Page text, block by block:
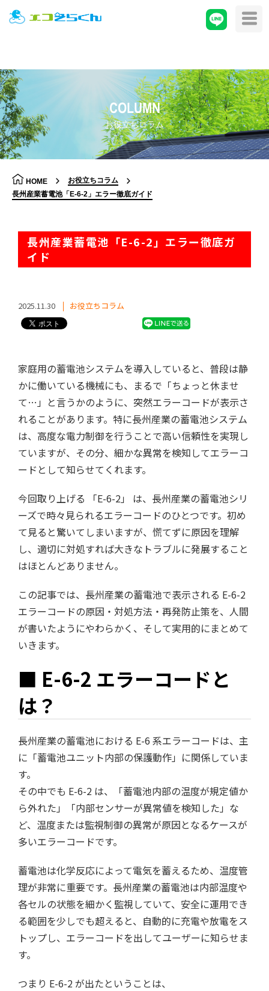
COLUMN
お役立ちコラム
HOME
お役立ちコラム
長州産業蓄電池「E-6-2」エラー徹底ガイド
長州産業蓄電池「E-6-2」エラー徹底ガ
イド
2025.11.30 お役立ちコラム
家庭用の蓄電池システムを導入していると、普段は静
かに働いている機械にも、まるで「ちょっと休ませ
て…」と言うかのように、突然エラーコードが表示さ
れることがあります。特に長州産業の蓄電池システム
は、高度な電力制御を行うことで高い信頼性を実現し
ていますが、その分、細かな異常を検知してエラーコ
ードとして知らせてくれます。
今回取り上げる 「E-6-2」 は、長州産業の蓄電池シリ
ーズで時々見られるエラーコードのひとつです。初め
て見ると驚いてしまいますが、慌てずに原因を理解
し、適切に対処すれば大きなトラブルに発展すること
はほとんどありません。
この記事では、長州産業の蓄電池で表示される E-6-2
エラーコードの原因・対処方法・再発防止策を、人間
が書いたようにやわらかく、そして実用的にまとめて
いきます。
■ E-6-2 エラーコードと
は？
長州産業の蓄電池における E-6 系エラーコードは、主
に「蓄電池ユニット内部の保護動作」に関係していま
す。
その中でも E-6-2 は、「蓄電池内部の温度が規定値か
ら外れた」「内部センサーが異常値を検知した」な
ど、温度または監視制御の異常が原因となるケースが
多いエラーコードです。
蓄電池は化学反応によって電気を蓄えるため、温度管
理が非常に重要です。長州産業の蓄電池は内部温度や
各セルの状態を細かく監視していて、安全に運用でき
る範囲を少しでも超えると、自動的に充電や放電をス
トップし、エラーコードを出してユーザーに知らせま
す。
つまり E-6-2 が出たということは、